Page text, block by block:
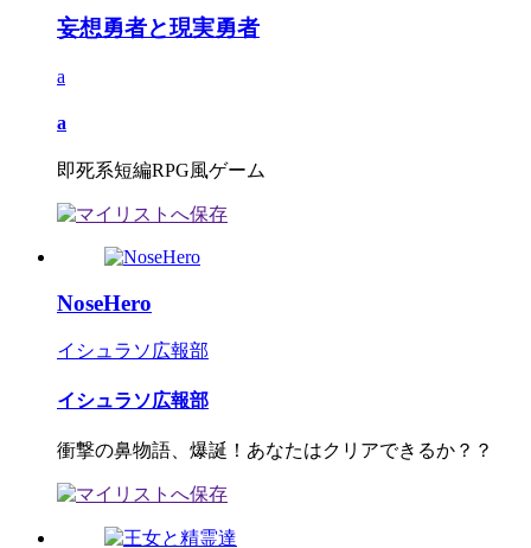
妄想勇者と現実勇者
a
a
即死系短編RPG風ゲーム
NoseHero
イシュラソ広報部
イシュラソ広報部
衝撃の鼻物語、爆誕！あなたはクリアできるか？？